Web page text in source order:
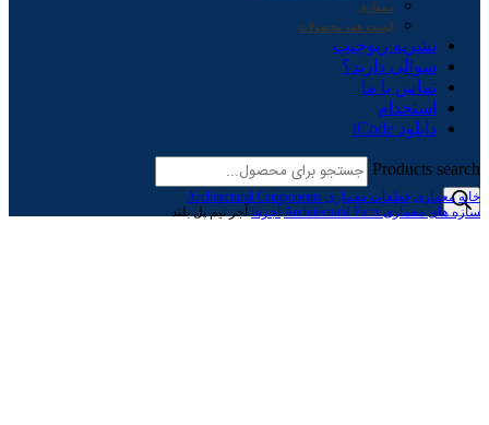
معماری
لیست همه محصولات
نشریه ربوچیپ
سوالی دارید؟
تماس با ما
استخدام
دانلود iCode
Products search
خانه معماری قطعات معماری Architectural Components
سازه های معماری Architectural Parts
آجرها آجر نیم پل بلند